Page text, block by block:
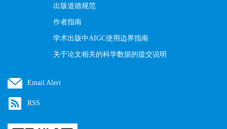
出版道德规范
作者指南
学术出版中AIGC使用边界指南
关于论文相关的科学数据的提交说明
Email Alert
RSS